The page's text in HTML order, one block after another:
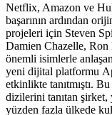
Netflix, Amazon ve
başarının ardından
projeleri için Steven
Damien Chazelle,
önemli isimlerle
yeni dijital platformu
etkinlikte tanıtmıştı.
dizilerini tanıtan
yüzden fazla ülkede